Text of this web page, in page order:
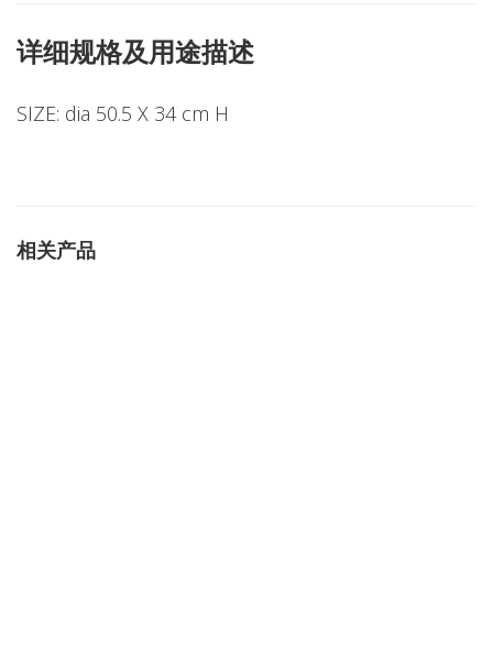
详细规格及用途描述
SIZE: dia 50.5 X 34 cm H
相关产品